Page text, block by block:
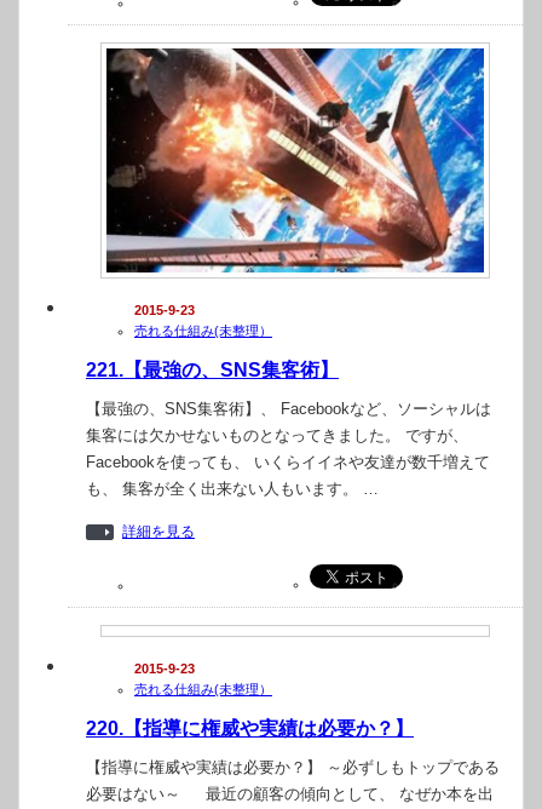
2015-9-23
売れる仕組み(未整理）
221.【最強の、SNS集客術】
【最強の、SNS集客術】、 Facebookなど、ソーシャルは
集客には欠かせないものとなってきました。 ですが、
Facebookを使っても、 いくらイイネや友達が数千増えて
も、 集客が全く出来ない人もいます。 …
詳細を見る
2015-9-23
売れる仕組み(未整理）
220.【指導に権威や実績は必要か？】
【指導に権威や実績は必要か？】 ～必ずしもトップである
必要はない～ 最近の顧客の傾向として、 なぜか本を出